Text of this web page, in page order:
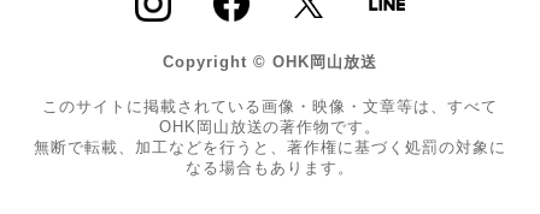
Copyright © OHK岡山放送
このサイトに掲載されている画像・映像・文章等は、すべて
OHK岡山放送の著作物です。
無断で転載、加工などを行うと、著作権に基づく処罰の対象に
なる場合もあります。